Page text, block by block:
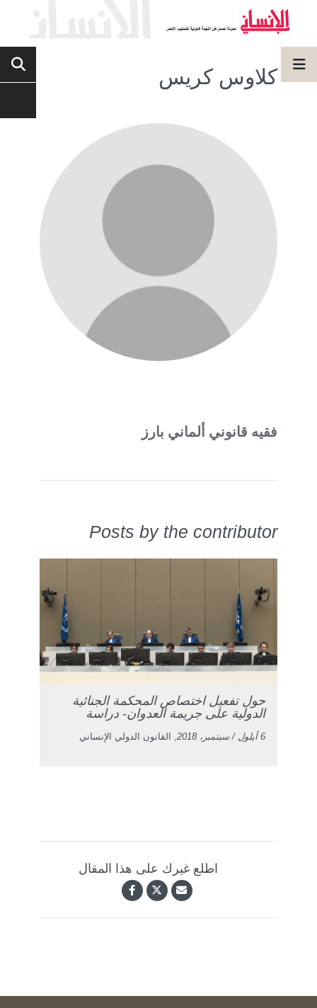
كلاوس كريس
فقيه قانوني ألماني بارز
Posts by the contributor
حول تفعيل اختصاص المحكمة الجنائية
الدولية على جريمة العدوان- دراسة
6 أيلول / سبتمبر، 2018 , القانون الدولي الإنساني
اطلع غيرك على هذا المقال